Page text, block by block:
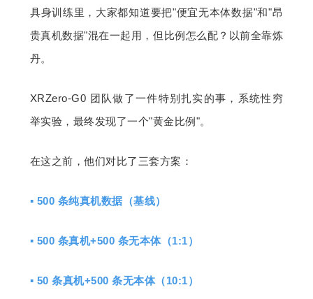
具身训练里，大家都知道要把"便宜无本体数据"和"昂
贵真机数据"混在一起用，但比例怎么配？以前全靠炼
丹。
XRZero-G0 团队做了一件特别扎实的事，系统性穷
举实验，最终发现了一个"黄金比例"。
在这之前，他们对比了三套方案：
▪ 500 条纯真机数据（基线）
▪ 500 条真机+500 条无本体（1:1）
▪ 50 条真机+500 条无本体（10:1）